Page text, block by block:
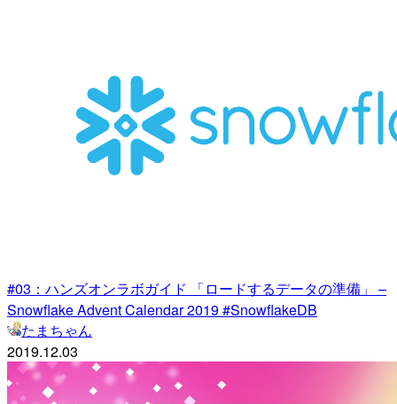
#03：ハンズオンラボガイド 「ロードするデータの準備」 –
Snowflake Advent Calendar 2019 #SnowflakeDB
たまちゃん
2019.12.03